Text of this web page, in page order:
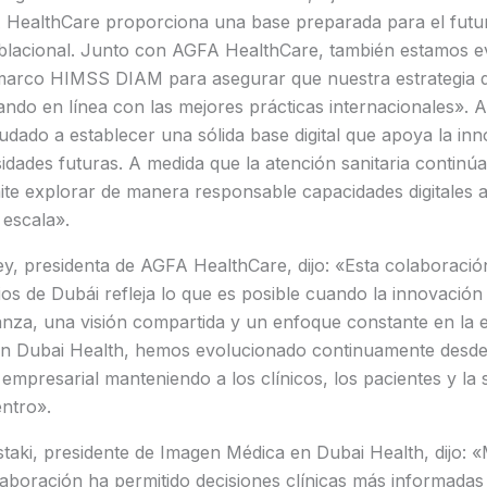
HealthCare proporciona una base preparada para el
Junto con AGFA HealthCare, también estamos
HIMSS DIAM para asegurar que nuestra estrategia
en línea con las mejores prácticas internacionales».
a establecer una sólida base digital que apoya la
futuras. A medida que la atención sanitaria
explorar de manera responsable capacidades digitales
presidenta de AGFA HealthCare, dijo: «Esta
de Dubái refleja lo que es posible cuando la
una visión compartida y un enfoque constante en la
Dubai Health, hemos evolucionado continuamente
manteniendo a los clínicos, los pacientes y la
presidente de Imagen Médica en Dubai Health, dijo:
ha permitido decisiones clínicas más